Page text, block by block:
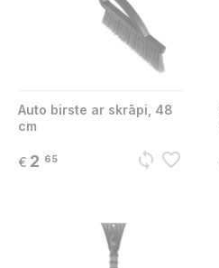
Auto birste ar skrāpi, 48
cm
€ 2 65 sync favorite_border